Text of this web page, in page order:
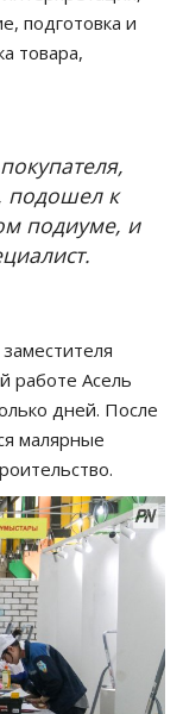
подготовка и
товара,
подошел к
подиуме, и
работе Асель
дней. После
малярные